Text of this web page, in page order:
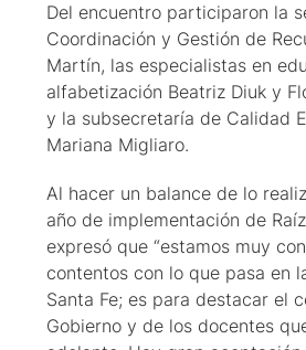
Del encuentro participaron la
Coordinación y Gestión de
Martín, las especialistas en
alfabetización Beatriz Diuk y
y la subsecretaría de Calidad
Mariana Migliaro.
Al hacer un balance de lo
año de implementación de
expresó que “estamos muy
contentos con lo que pasa en
Santa Fe; es para destacar el
Gobierno y de los docentes